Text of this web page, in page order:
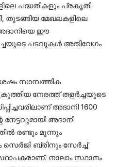
പദ്ധതികളും പ്രകൃതി
തുടങ്ങിയ മേഖലകളിലെ
ഈ
പടവുകള്‍ അതിവേഗം
സാമ്പത്തിക
നേരത്ത് തളര്‍ച്ചയുടെ
അദാനി 1600
അദാനി
രണ്ടും മൂന്നും
ബ്രിനും സേര്‍ച്ച്
നാലാം സ്ഥാനം